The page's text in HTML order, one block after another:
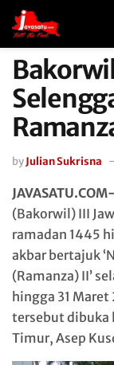
byJulian Sukrisna
(Bakorwil) III
ramadan 1445
akbar bertajuk
(Ramanza) II’
hingga 31
tersebut dibuka
Timur, Asep